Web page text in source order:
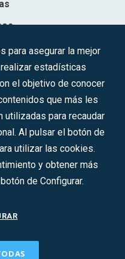
de la Innovación y las
sociales:
para asegurar la mejor
estadísticas
el objetivo de conocer
que más les
utilizadas para recaudar
Al pulsar el botón de
utilizar las cookies.
y obtener más
de Configurar.